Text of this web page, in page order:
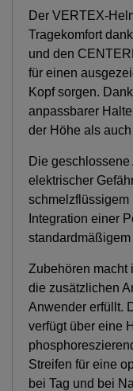
Der VERTEX-
Tragekomfort
und den
für einen
Kopf sorgen.
anpassbarer
der Höhe als
Die
elektrischer
schmelzflüssigem
Integration einer
Zubehören macht
die zusätzlichen
Anwender erfüllt.
verfügt über eine
Streifen für eine
bei Tag und bei